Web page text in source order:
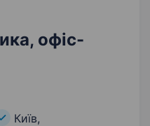
офіс-
Київ,